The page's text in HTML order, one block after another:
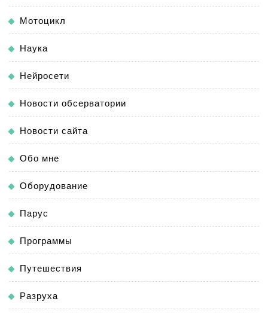
Мотоцикл
Наука
Нейросети
Новости обсерватории
Новости сайта
Обо мне
Оборудование
Парус
Программы
Путешествия
Разруха